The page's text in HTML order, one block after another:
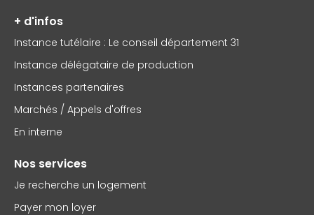
+ d'infos
Instance tutélaire : Le conseil département 31
Instance délégataire de production
Instances partenaires
Marchés / Appels d'offres
En interne
Nos services
Je recherche un logement
Payer mon loyer